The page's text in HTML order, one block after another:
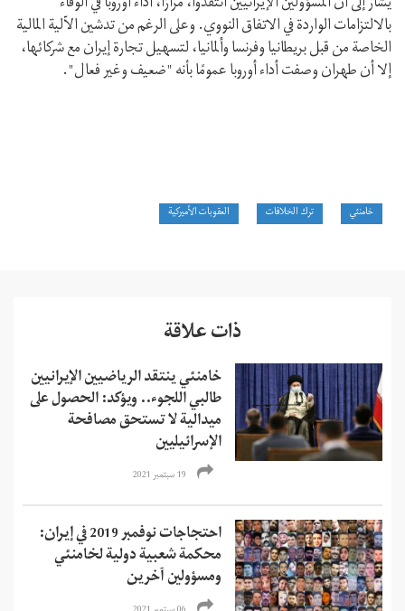
بالالتزامات الواردة في الاتفاق النووي. وعلى الرغم من تدشين الآلية المالية
الخاصة من قبل بريطانيا وفرنسا وألمانيا، لتسهيل تجارة إيران مع شركائها،
إلا أن طهران وصفت أداء أوروبا عمومًا بأنه "ضعيف وغير فعال".
خامنئي ترك الخلافات العقوبات الأميركية
ذات علاقة
خامنئي ينتقد الرياضيين الإيرانيين
طالبي اللجوء.. ويؤكد: الحصول على
ميدالية لا تستحق مصافحة
الإسرائيليين
19 سبتمبر 2021
احتجاجات نوفمبر 2019 في إيران:
محكمة شعبية دولية لخامنئي
ومسؤولين آخرين